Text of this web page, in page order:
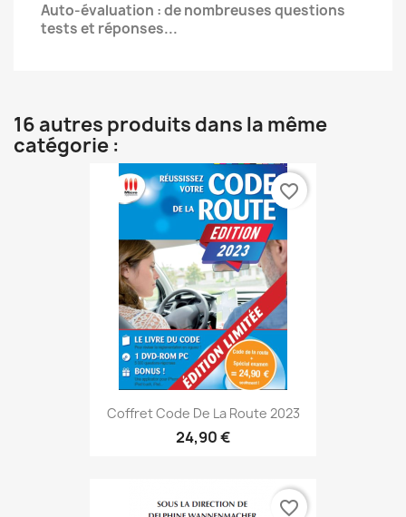
Auto-évaluation : de nombreuses questions
tests et réponses...
16 autres produits dans la même
catégorie :
Coffret Code De La Route 2023
24,90 €
favorite_border
favorite_border